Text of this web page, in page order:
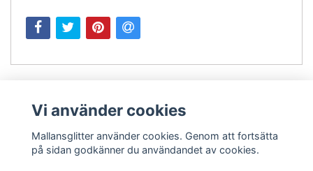
Vi använder cookies
Mallansglitter använder cookies. Genom att fortsätta
på sidan godkänner du användandet av cookies.